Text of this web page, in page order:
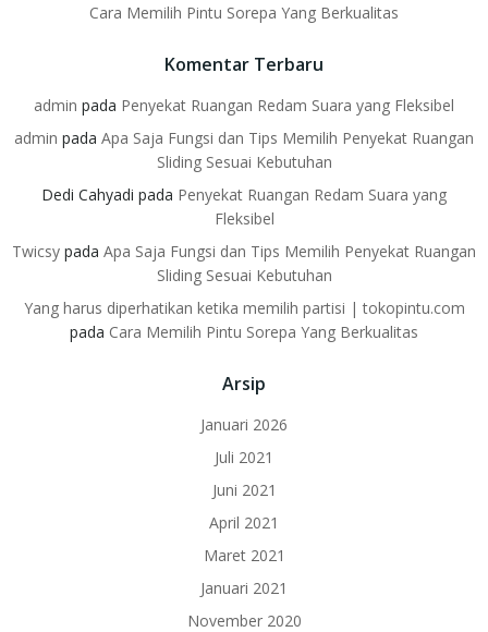
Cara Memilih Pintu Sorepa Yang Berkualitas
Komentar Terbaru
admin pada Penyekat Ruangan Redam Suara yang Fleksibel
admin pada Apa Saja Fungsi dan Tips Memilih Penyekat Ruangan
Sliding Sesuai Kebutuhan
Dedi Cahyadi pada Penyekat Ruangan Redam Suara yang
Fleksibel
Twicsy pada Apa Saja Fungsi dan Tips Memilih Penyekat Ruangan
Sliding Sesuai Kebutuhan
Yang harus diperhatikan ketika memilih partisi | tokopintu.com
pada Cara Memilih Pintu Sorepa Yang Berkualitas
Arsip
Januari 2026
Juli 2021
Juni 2021
April 2021
Maret 2021
Januari 2021
November 2020